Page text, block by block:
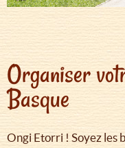
Organiser
Basque
Ongi Etorri ! Soyez les